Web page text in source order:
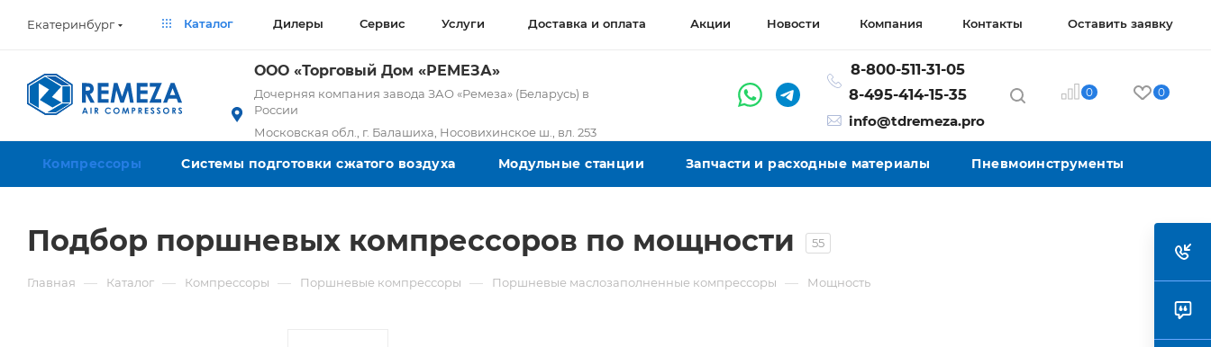
Екатеринбург Каталог Дилеры Сервис Услуги Доставка и оплата Акции Новости Компания Контакты Оставить заявку
ООО «Торговый Дом «РЕМЕЗА»
Дочерняя компания завода ЗАО «Ремеза» (Беларусь) в
России
Московская обл., г. Балашиха, Носовихинское ш., вл. 253
8-800-511-31-05
8-495-414-15-35
info@tdremeza.pro
0 0
Компрессоры Системы подготовки сжатого воздуха Модульные станции Запчасти и расходные материалы Пневмоинструменты
Подбор поршневых компрессоров по мощности 55
Главная — Каталог — Компрессоры — Поршневые компрессоры — Поршневые маслозаполненные компрессоры — Мощность